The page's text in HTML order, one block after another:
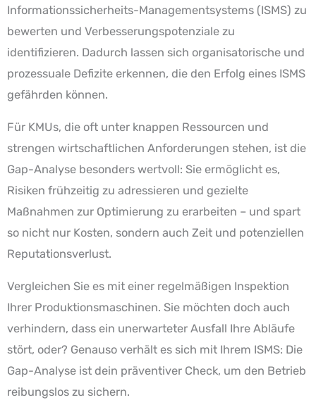
Informationssicherheits-Managementsystems (ISMS) zu
bewerten und Verbesserungspotenziale zu
identifizieren. Dadurch lassen sich organisatorische und
prozessuale Defizite erkennen, die den Erfolg eines ISMS
gefährden können.
Für KMUs, die oft unter knappen Ressourcen und
strengen wirtschaftlichen Anforderungen stehen, ist die
Gap-Analyse besonders wertvoll: Sie ermöglicht es,
Risiken frühzeitig zu adressieren und gezielte
Maßnahmen zur Optimierung zu erarbeiten – und spart
so nicht nur Kosten, sondern auch Zeit und potenziellen
Reputationsverlust.
Vergleichen Sie es mit einer regelmäßigen Inspektion
Ihrer Produktionsmaschinen. Sie möchten doch auch
verhindern, dass ein unerwarteter Ausfall Ihre Abläufe
stört, oder? Genauso verhält es sich mit Ihrem ISMS: Die
Gap-Analyse ist dein präventiver Check, um den Betrieb
reibungslos zu sichern.